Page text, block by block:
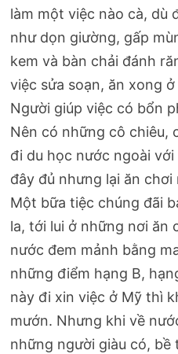
làm một việc nào cà, dù
như dọn giường, gấp
kem và bàn chải đánh
việc sửa soạn, ăn xong
Người giúp việc có bổn
Nên có những cô chiêu,
đi du học nước ngoài
đây đủ nhưng lại ăn
Một bữa tiệc chúng đãi
la, tới lui ở những nơi ăn
nước đem mảnh bằng
những điểm hạng B,
này đi xin việc ở Mỹ thì
mướn. Nhưng khi về
những người giàu có, bề